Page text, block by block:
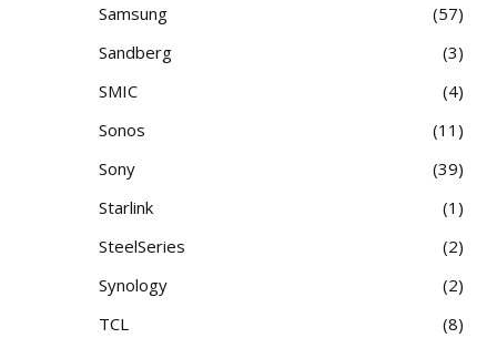
Samsung
57
Sandberg
3
SMIC
4
Sonos
11
Sony
39
Starlink
1
SteelSeries
2
Synology
2
TCL
8